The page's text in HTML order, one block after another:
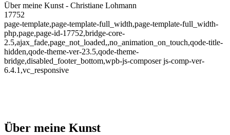
Über meine Kunst - Christiane Lohmann
17752
page-template,page-template-full_width,page-template-full_width-
php,page,page-id-17752,bridge-core-
2.5,ajax_fade,page_not_loaded,,no_animation_on_touch,qode-title-
hidden,qode-theme-ver-23.5,qode-theme-
bridge,disabled_footer_bottom,wpb-js-composer js-comp-ver-
6.4.1,vc_responsive
Über meine Kunst